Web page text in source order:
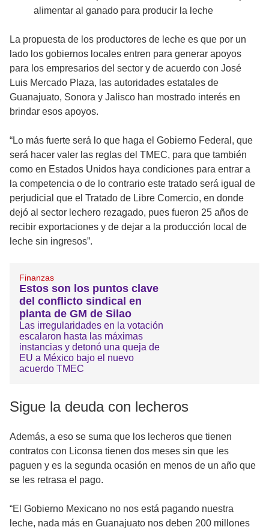
alimentar al ganado para producir la leche
La propuesta de los productores de leche es que por un
lado los gobiernos locales entren para generar apoyos
para los empresarios del sector y de acuerdo con José
Luis Mercado Plaza, las autoridades estatales de
Guanajuato, Sonora y Jalisco han mostrado interés en
brindar esos apoyos.
“Lo más fuerte será lo que haga el Gobierno Federal, que
será hacer valer las reglas del TMEC, para que también
como en Estados Unidos haya condiciones para entrar a
la competencia o de lo contrario este tratado será igual de
perjudicial que el Tratado de Libre Comercio, en donde
dejó al sector lechero rezagado, pues fueron 25 años de
recibir exportaciones y de dejar a la producción local de
leche sin ingresos”.
Finanzas
Estos son los puntos clave
del conflicto sindical en
planta de GM de Silao
Las irregularidades en la votación
escalaron hasta las máximas
instancias y detonó una queja de
EU a México bajo el nuevo
acuerdo TMEC
Sigue la deuda con lecheros
Además, a eso se suma que los lecheros que tienen
contratos con Liconsa tienen dos meses sin que les
paguen y es la segunda ocasión en menos de un año que
se les retrasa el pago.
“El Gobierno Mexicano no nos está pagando nuestra
leche, nada más en Guanajuato nos deben 200 millones